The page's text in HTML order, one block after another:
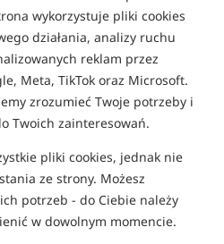
wykorzystuje pliki cookies
działania, analizy ruchu
reklam przez
Meta, TikTok oraz Microsoft.
zrozumieć Twoje potrzeby i
Twoich zainteresowań.
pliki cookies, jednak nie
ze strony. Możesz
potrzeb - do Ciebie należy
w dowolnym momencie.
DO RZUTÓW
Promocja 5,0
Korda New Finger Stall